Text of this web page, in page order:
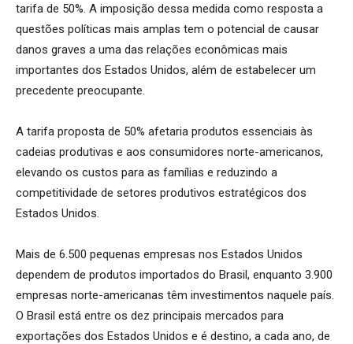
tarifa de 50%. A imposição dessa medida como resposta a
questões políticas mais amplas tem o potencial de causar
danos graves a uma das relações econômicas mais
importantes dos Estados Unidos, além de estabelecer um
precedente preocupante.
A tarifa proposta de 50% afetaria produtos essenciais às
cadeias produtivas e aos consumidores norte-americanos,
elevando os custos para as famílias e reduzindo a
competitividade de setores produtivos estratégicos dos
Estados Unidos.
Mais de 6.500 pequenas empresas nos Estados Unidos
dependem de produtos importados do Brasil, enquanto 3.900
empresas norte-americanas têm investimentos naquele país.
O Brasil está entre os dez principais mercados para
exportações dos Estados Unidos e é destino, a cada ano, de